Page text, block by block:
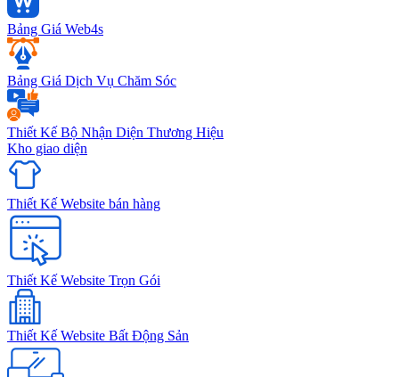
Bảng Giá Web4s
Bảng Giá Dịch Vụ Chăm Sóc
Thiết Kế Bộ Nhận Diện Thương Hiệu
Kho giao diện
Thiết Kế Website bán hàng
Thiết Kế Website Trọn Gói
Thiết Kế Website Bất Động Sản